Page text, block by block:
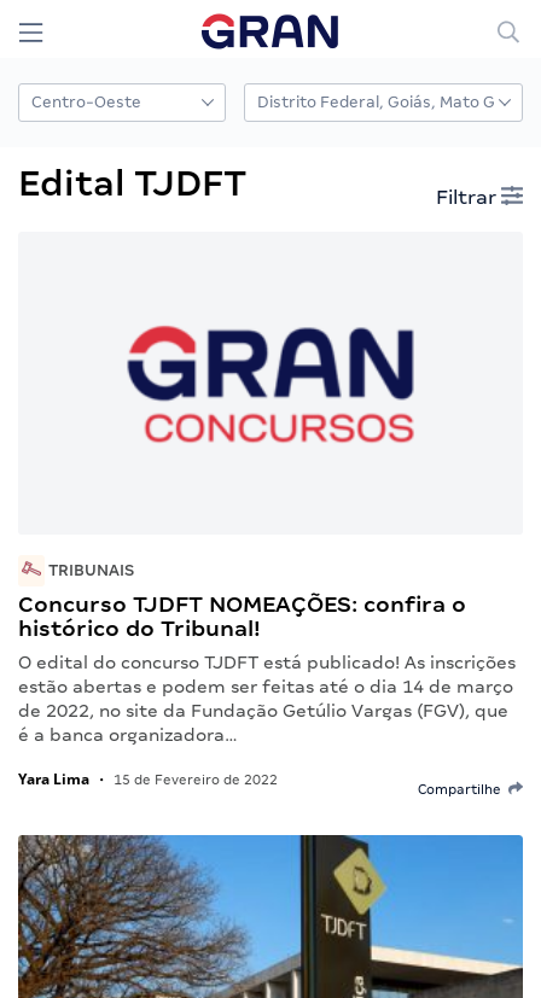
Edital TJDFT Filtrar
TRIBUNAIS
Concurso TJDFT NOMEAÇÕES: confira o
histórico do Tribunal!
O edital do concurso TJDFT está publicado! As inscrições
estão abertas e podem ser feitas até o dia 14 de março
de 2022, no site da Fundação Getúlio Vargas (FGV), que
é a banca organizadora…
Yara Lima • 15 de Fevereiro de 2022
Compartilhe